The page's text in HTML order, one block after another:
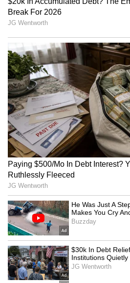
ಕುಟುಂಬದ ಸದಸ್ಯರ ನಡುವೆ
ವ್ಯಕ್ತಿಯು ಡ್ರಗ್ಸ್ ಇತ್ಯಾದಿಗಳಿಗೆ
ಸಾಮಾನ್ಯ ಮಾತಿಗೂ
ವಾಮಾಚಾರದ ಕಡೆಗೆ .ಆಸಕ್ತಿ.
ರಾತ್ರಿಯಲ್ಲಿ ಆಗಾಗ್ಗೆ ನಿದ್ರಾಹೀನತೆ
ಅಥವಾ ಮಲಗುವಾಗ
ಪ್ರಕ್ಷುಬ್ಧರಾಗುವುದು.
ಮನೆಯಲ್ಲಿನ ಯಾವುದೇ ಗಾಜು
ಹೊಟ್ಟೆಗೆ ಸಂಬಂಧಿಸಿದ
ಹಠಾತ್ ತಲೆನೋವು, ಇತ್ಯಾದಿ
ಹೊಂದಿರುವುದು.
ಎಚ್ಚರ, ಗರ್ಭಿಣಿ ಇರೋ
ಗಿಡ!